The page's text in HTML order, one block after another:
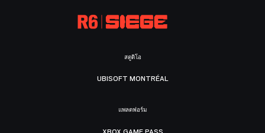
สตูดิโอ
UBISOFT MONTRÉAL
แพลตฟอร์ม